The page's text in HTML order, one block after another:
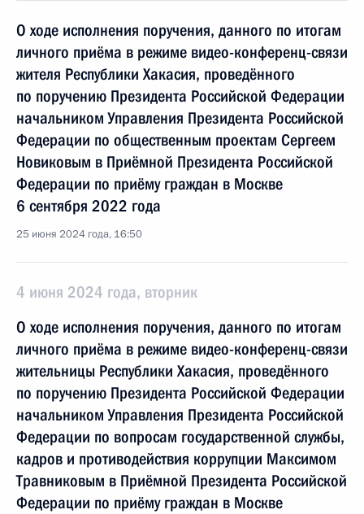
О ходе исполнения поручения, данного по итогам
личного приёма в режиме видео-конференц-связи
жителя Республики Хакасия, проведённого
по поручению Президента Российской Федерации
начальником Управления Президента Российской
Федерации по общественным проектам Сергеем
Новиковым в Приёмной Президента Российской
Федерации по приёму граждан в Москве
6 сентября 2022 года
25 июня 2024 года, 16:50
4 июня 2024 года, вторник
О ходе исполнения поручения, данного по итогам
личного приёма в режиме видео-конференц-связи
жительницы Республики Хакасия, проведённого
по поручению Президента Российской Федерации
начальником Управления Президента Российской
Федерации по вопросам государственной службы,
кадров и противодействия коррупции Максимом
Травниковым в Приёмной Президента Российской
Федерации по приёму граждан в Москве